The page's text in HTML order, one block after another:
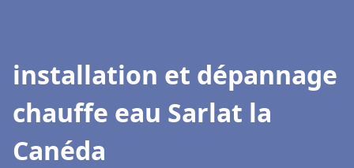
installation et dépannage
chauffe eau Sarlat la
Canéda